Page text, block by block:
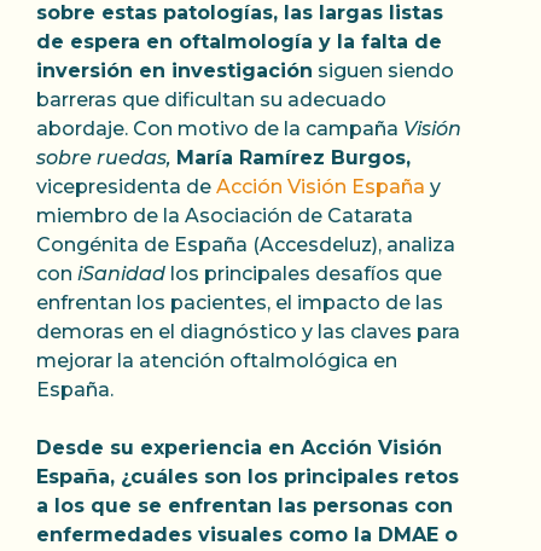
sobre estas patologías, las largas listas
de espera en oftalmología y la falta de
inversión en investigación siguen siendo
barreras que dificultan su adecuado
abordaje. Con motivo de la campaña Visión
sobre ruedas, María Ramírez Burgos,
vicepresidenta de Acción Visión España y
miembro de la Asociación de Catarata
Congénita de España (Accesdeluz), analiza
con iSanidad los principales desafíos que
enfrentan los pacientes, el impacto de las
demoras en el diagnóstico y las claves para
mejorar la atención oftalmológica en
España.
Desde su experiencia en Acción Visión
España, ¿cuáles son los principales retos
a los que se enfrentan las personas con
enfermedades visuales como la DMAE o